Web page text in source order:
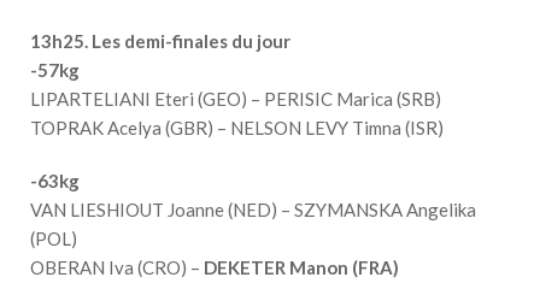
13h25. Les demi-finales du jour
-57kg
LIPARTELIANI Eteri (GEO) – PERISIC Marica (SRB)
TOPRAK Acelya (GBR) – NELSON LEVY Timna (ISR)
-63kg
VAN LIESHIOUT Joanne (NED) – SZYMANSKA Angelika
(POL)
OBERAN Iva (CRO) – DEKETER Manon (FRA)